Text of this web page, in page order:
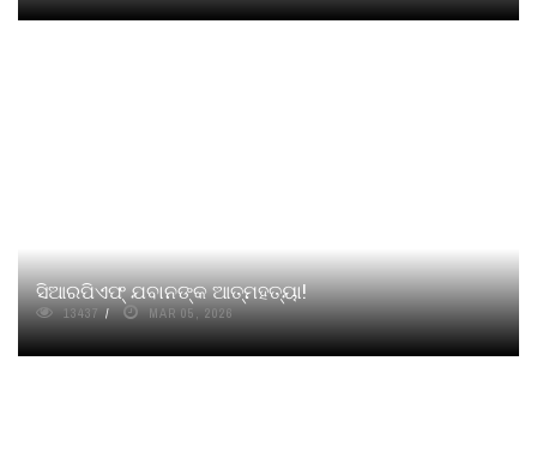
ସିଆରପିଏଫ୍ ଯବାନଙ୍କ ଆତ୍ମହତ୍ୟା!
13437 MAR 05, 2026